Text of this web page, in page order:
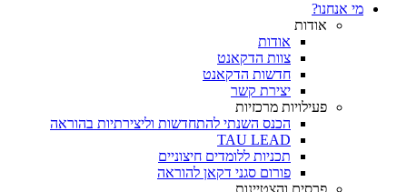
מי אנחנו?
אודות
אודות
צוות הדקאנט
חדשות הדקאנט
יצירת קשר
פעילויות מרכזיות
הכנס השנתי להתחדשות וליצירתיות בהוראה
TAU LEAD
תכניות ללומדים חיצוניים
פורום סגני דקאן להוראה
פרסים והצטיינות